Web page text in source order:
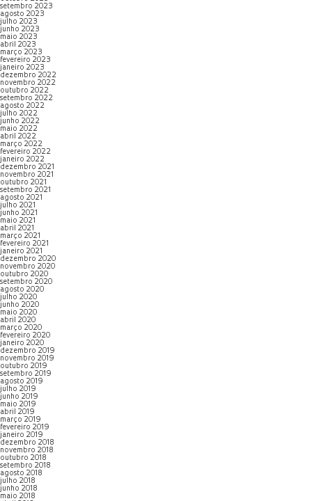
setembro 2023
agosto 2023
julho 2023
junho 2023
maio 2023
abril 2023
março 2023
fevereiro 2023
janeiro 2023
dezembro 2022
novembro 2022
outubro 2022
setembro 2022
agosto 2022
julho 2022
junho 2022
maio 2022
abril 2022
março 2022
fevereiro 2022
janeiro 2022
dezembro 2021
novembro 2021
outubro 2021
setembro 2021
agosto 2021
julho 2021
junho 2021
maio 2021
abril 2021
março 2021
fevereiro 2021
janeiro 2021
dezembro 2020
novembro 2020
outubro 2020
setembro 2020
agosto 2020
julho 2020
junho 2020
maio 2020
abril 2020
março 2020
fevereiro 2020
janeiro 2020
dezembro 2019
novembro 2019
outubro 2019
setembro 2019
agosto 2019
julho 2019
junho 2019
maio 2019
abril 2019
março 2019
fevereiro 2019
janeiro 2019
dezembro 2018
novembro 2018
outubro 2018
setembro 2018
agosto 2018
julho 2018
junho 2018
maio 2018